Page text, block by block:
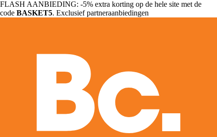
FLASH AANBIEDING: -5% extra korting op de hele site met de
code BASKET5. Exclusief partneraanbiedingen